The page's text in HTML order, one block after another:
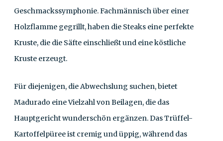
Geschmackssymphonie. Fachmännisch über einer
Holzflamme gegrillt, haben die Steaks eine perfekte
Kruste, die die Säfte einschließt und eine köstliche
Kruste erzeugt.
Für diejenigen, die Abwechslung suchen, bietet
Madurado eine Vielzahl von Beilagen, die das
Hauptgericht wunderschön ergänzen. Das Trüffel-
Kartoffelpüree ist cremig und üppig, während das